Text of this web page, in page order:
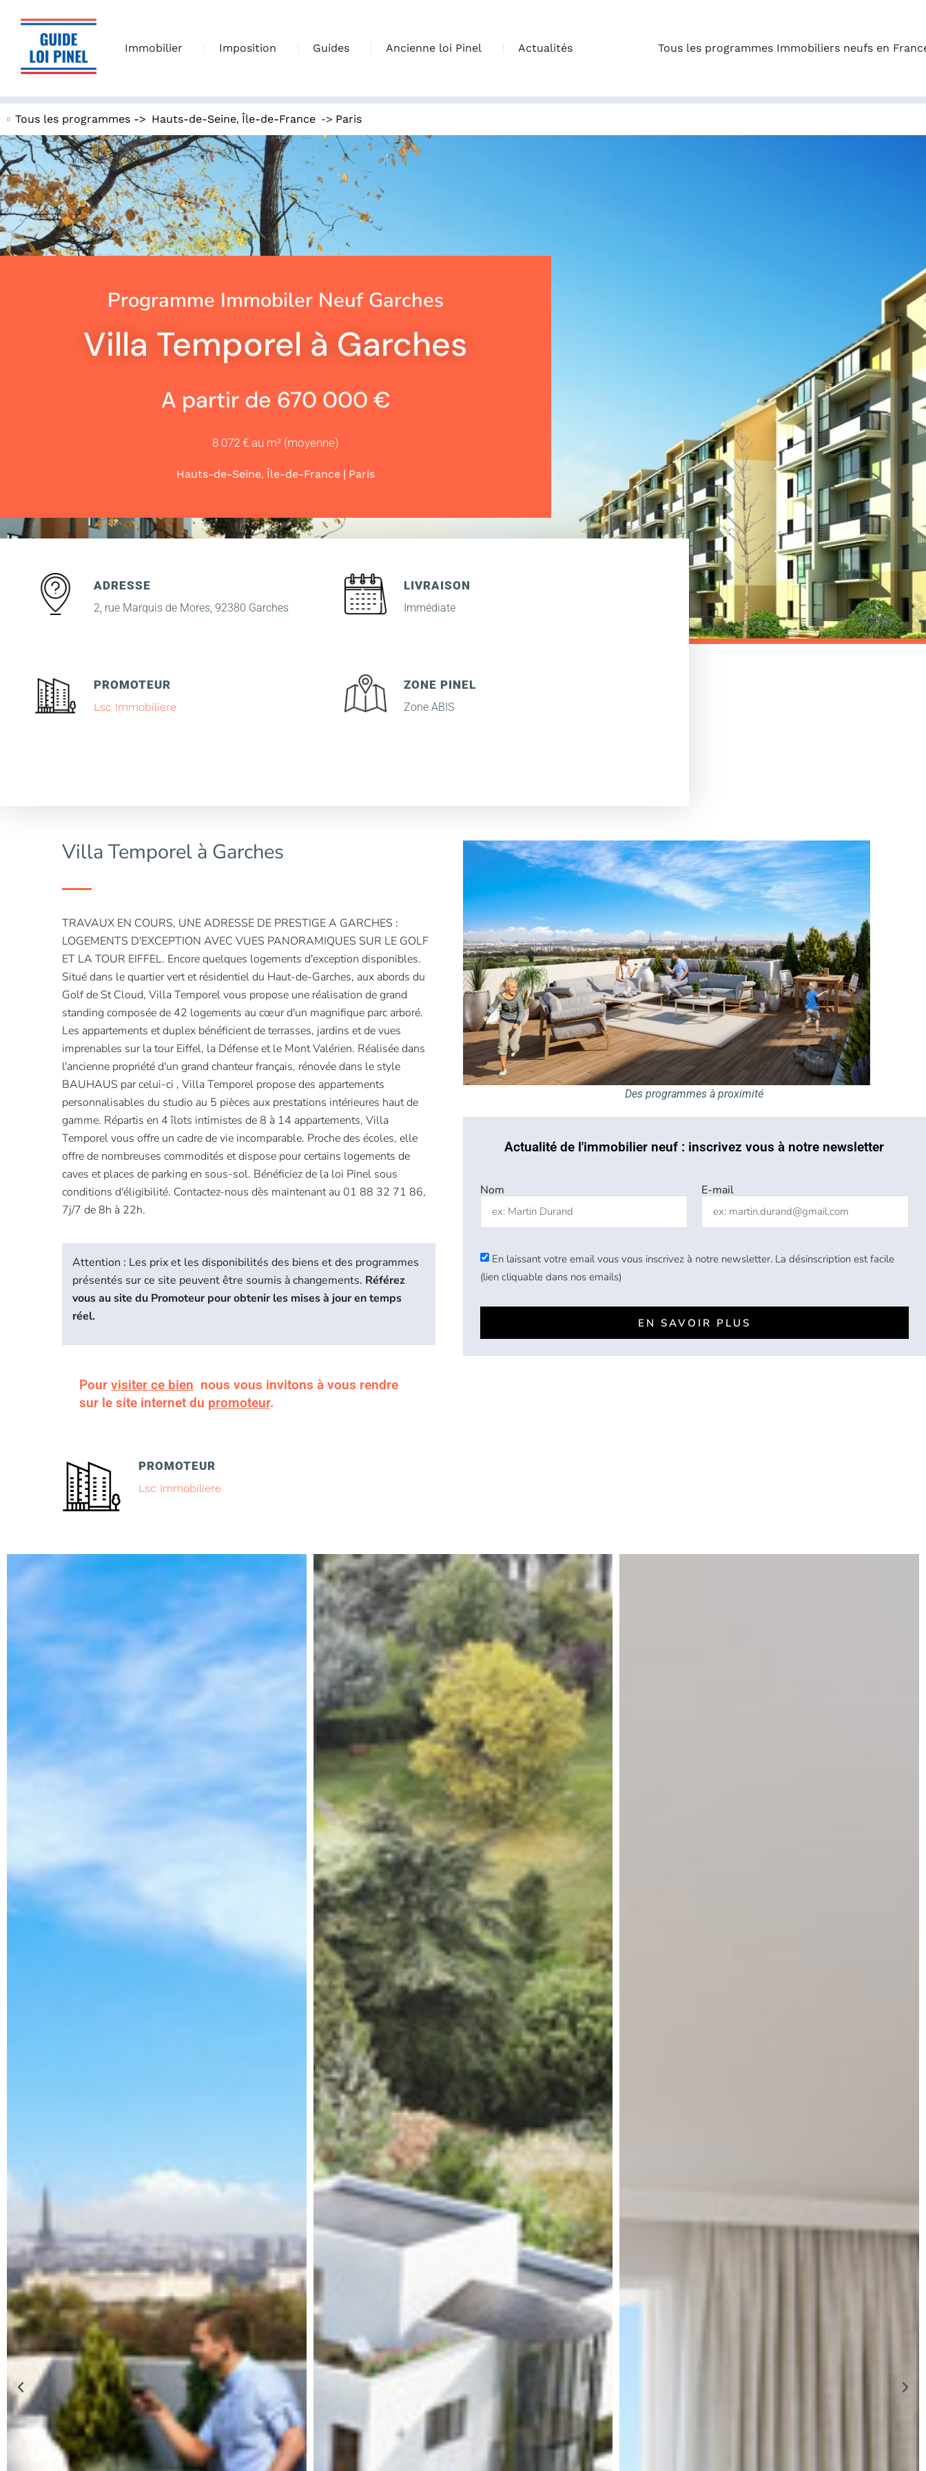
Immobilier Imposition Guides Ancienne loi Pinel Actualités Tous les programmes Immobiliers neufs en
Tous les programmes -> Hauts-de-Seine, Île-de-France -> Paris
Programme Immobiler Neuf Garches
Villa Temporel à Garches
A partir de 670 000 €
8 072 € au m² (moyenne)
Hauts-de-Seine, Île-de-France | Paris
ADRESSE
2, rue Marquis de Mores, 92380 Garches
LIVRAISON
Immédiate
PROMOTEUR
Lsc Immobiliere
ZONE PINEL
Zone ABIS
Villa Temporel à Garches
TRAVAUX EN COURS, UNE ADRESSE DE PRESTIGE A GARCHES :
LOGEMENTS D'EXCEPTION AVEC VUES PANORAMIQUES SUR LE GOLF
ET LA TOUR EIFFEL. Encore quelques logements d'exception disponibles.
Situé dans le quartier vert et résidentiel du Haut-de-Garches, aux abords du
Golf de St Cloud, Villa Temporel vous propose une réalisation de grand
standing composée de 42 logements au cœur d'un magnifique parc arboré.
Les appartements et duplex bénéficient de terrasses, jardins et de vues
imprenables sur la tour Eiffel, la Défense et le Mont Valérien. Réalisée dans
l'ancienne propriété d'un grand chanteur français, rénovée dans le style
BAUHAUS par celui-ci , Villa Temporel propose des appartements
personnalisables du studio au 5 pièces aux prestations intérieures haut de
gamme. Répartis en 4 îlots intimistes de 8 à 14 appartements, Villa
Temporel vous offre un cadre de vie incomparable. Proche des écoles, elle
offre de nombreuses commodités et dispose pour certains logements de
caves et places de parking en sous-sol. Bénéficiez de la loi Pinel sous
conditions d'éligibilité. Contactez-nous dès maintenant au 01 88 32 71 86,
7j/7 de 8h à 22h.
Attention : Les prix et les disponibilités des biens et des programmes
présentés sur ce site peuvent être soumis à changements. Référez
vous au site du Promoteur pour obtenir les mises à jour en temps
réel.
Pour visiter ce bien nous vous invitons à vous rendre
sur le site internet du promoteur.
PROMOTEUR
Lsc Immobiliere
Des programmes à proximité
Actualité de l'immobilier neuf : inscrivez vous à notre newsletter
Nom E-mail
En laissant votre email vous vous inscrivez à notre newsletter. La désinscription est facile
(lien cliquable dans nos emails)
EN SAVOIR PLUS